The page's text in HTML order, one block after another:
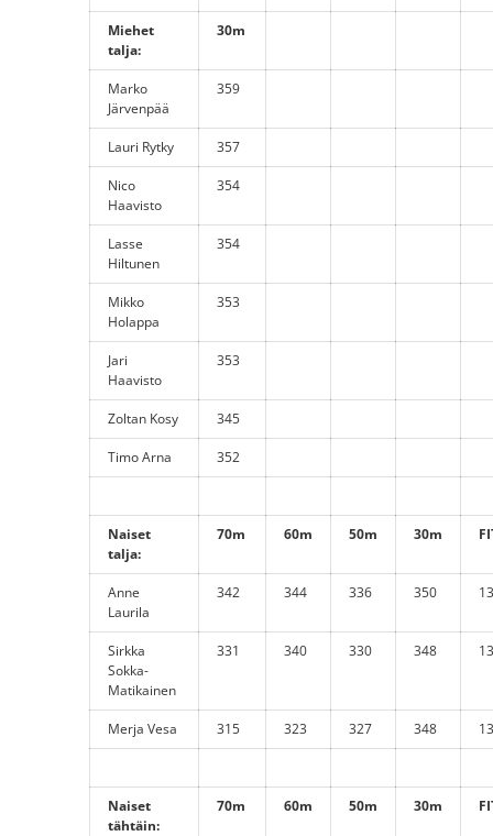
Miehet
talja:
30m
Marko
Järvenpää
359
Lauri Rytky 357
Nico
Haavisto
354
Lasse
Hiltunen
354
Mikko
Holappa
353
Jari
Haavisto
353
Zoltan Kosy 345
Timo Arna 352
Naiset
talja:
70m 60m 50m 30m
Anne
Laurila
342 344 336 350
Sirkka
Sokka-
Matikainen
331 340 330 348
Merja Vesa 315 323 327 348
Naiset
tähtäin:
70m 60m 50m 30m